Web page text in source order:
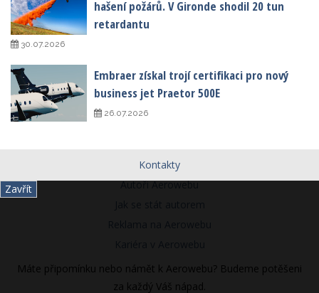
Zavřít
hašení požárů. V Gironde shodil 20 tun
retardantu
30.07.2026
Embraer získal trojí certifikaci pro nový
business jet Praetor 500E
26.07.2026
Kontakty
Autoři Aerowebu
Máte připomínku nebo námět k Aerowebu? Budeme potěšeni
za každý Váš nápad.